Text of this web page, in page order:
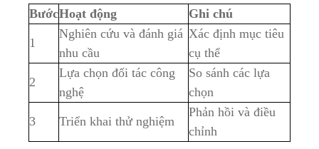
BướcHoạt động Ghi chú
1
Nghiên cứu và đánh giá
nhu cầu
Xác định mục tiêu
cụ thể
2
Lựa chọn đối tác công
nghệ
So sánh các lựa
chọn
3 Triển khai thử nghiệm
Phản hồi và điều
chỉnh